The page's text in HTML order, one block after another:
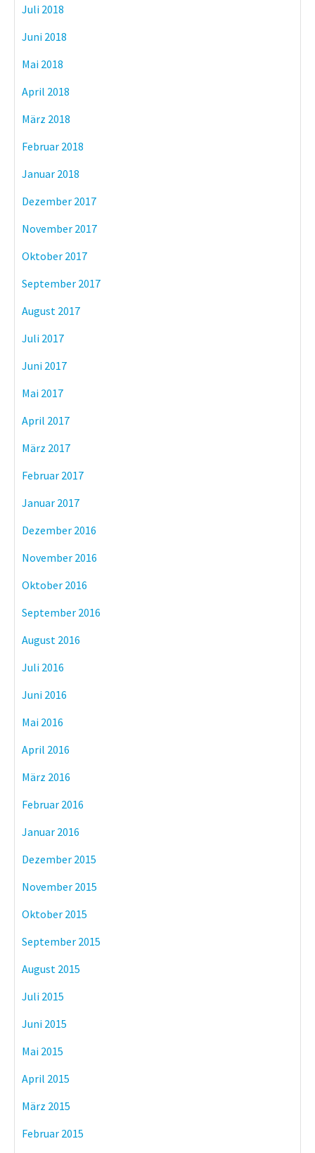
Juli 2018
Juni 2018
Mai 2018
April 2018
März 2018
Februar 2018
Januar 2018
Dezember 2017
November 2017
Oktober 2017
September 2017
August 2017
Juli 2017
Juni 2017
Mai 2017
April 2017
März 2017
Februar 2017
Januar 2017
Dezember 2016
November 2016
Oktober 2016
September 2016
August 2016
Juli 2016
Juni 2016
Mai 2016
April 2016
März 2016
Februar 2016
Januar 2016
Dezember 2015
November 2015
Oktober 2015
September 2015
August 2015
Juli 2015
Juni 2015
Mai 2015
April 2015
März 2015
Februar 2015